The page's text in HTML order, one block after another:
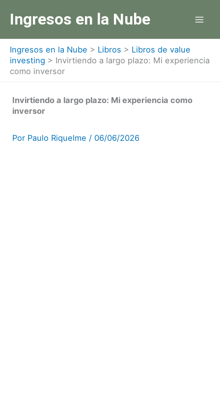
Ingresos en la Nube
Ingresos en la Nube > Libros > Libros de value
investing > Invirtiendo a largo plazo: Mi experiencia
como inversor
Invirtiendo a largo plazo: Mi experiencia como
inversor
Por Paulo Riquelme / 06/06/2026